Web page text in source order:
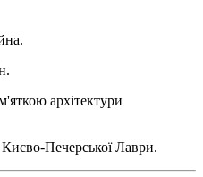
архітектури
Печерської Лаври.